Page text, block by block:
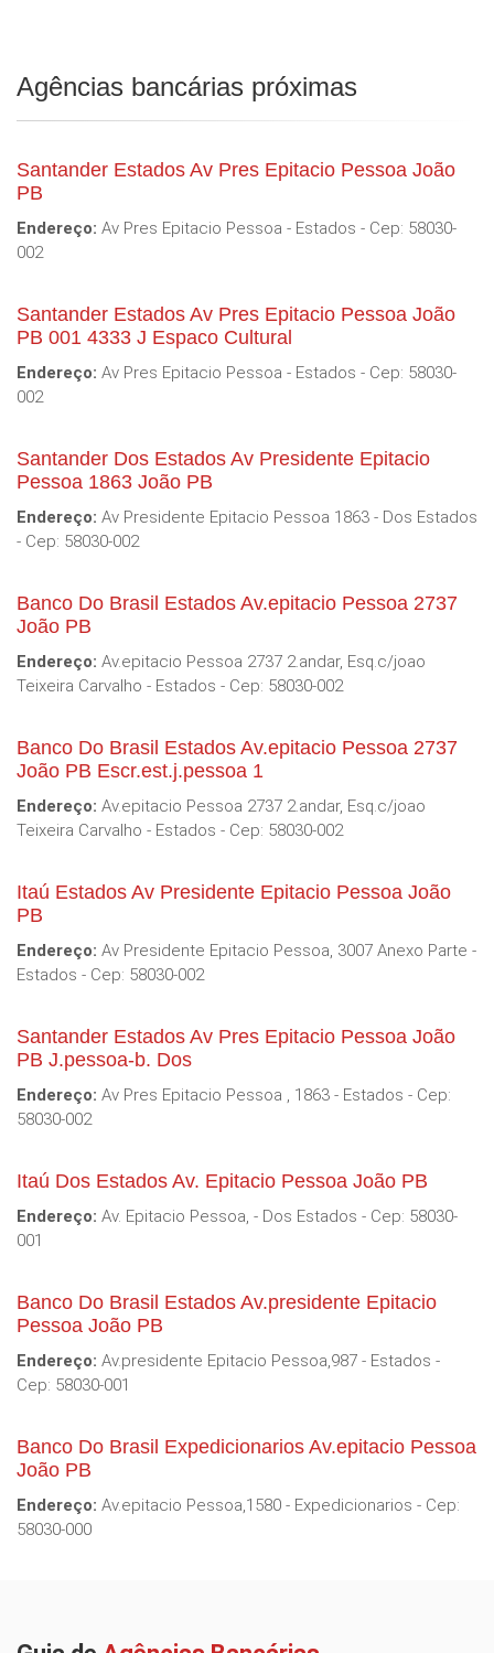
Agências bancárias próximas
Santander Estados Av Pres Epitacio Pessoa João
PB
Endereço: Av Pres Epitacio Pessoa - Estados - Cep: 58030-
002
Santander Estados Av Pres Epitacio Pessoa João
PB 001 4333 J Espaco Cultural
Endereço: Av Pres Epitacio Pessoa - Estados - Cep: 58030-
002
Santander Dos Estados Av Presidente Epitacio
Pessoa 1863 João PB
Endereço: Av Presidente Epitacio Pessoa 1863 - Dos Estados
- Cep: 58030-002
Banco Do Brasil Estados Av.epitacio Pessoa 2737
João PB
Endereço: Av.epitacio Pessoa 2737 2.andar, Esq.c/joao
Teixeira Carvalho - Estados - Cep: 58030-002
Banco Do Brasil Estados Av.epitacio Pessoa 2737
João PB Escr.est.j.pessoa 1
Endereço: Av.epitacio Pessoa 2737 2.andar, Esq.c/joao
Teixeira Carvalho - Estados - Cep: 58030-002
Itaú Estados Av Presidente Epitacio Pessoa João
PB
Endereço: Av Presidente Epitacio Pessoa, 3007 Anexo Parte -
Estados - Cep: 58030-002
Santander Estados Av Pres Epitacio Pessoa João
PB J.pessoa-b. Dos
Endereço: Av Pres Epitacio Pessoa , 1863 - Estados - Cep:
58030-002
Itaú Dos Estados Av. Epitacio Pessoa João PB
Endereço: Av. Epitacio Pessoa, - Dos Estados - Cep: 58030-
001
Banco Do Brasil Estados Av.presidente Epitacio
Pessoa João PB
Endereço: Av.presidente Epitacio Pessoa,987 - Estados -
Cep: 58030-001
Banco Do Brasil Expedicionarios Av.epitacio Pessoa
João PB
Endereço: Av.epitacio Pessoa,1580 - Expedicionarios - Cep:
58030-000